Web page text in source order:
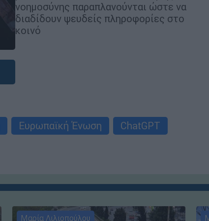
νοημοσύνης παραπλανούνται ώστε να
διαδίδουν ψευδείς πληροφορίες στο
κοινό
Ευρωπαϊκή Ένωση
ChatGPT
Μαρία Λιλιοπούλου